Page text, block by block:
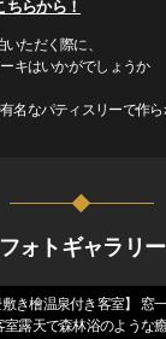
らから！
ただく際に、
キはいかがでしょうか
名なパティスリーで作ら
フォトギャラリー
敷き檜温泉付き客室】 窓
室露天で森林浴のような